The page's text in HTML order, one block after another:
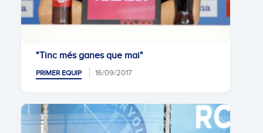
"Tinc més ganes que mai"
PRIMER EQUIP 16/09/2017